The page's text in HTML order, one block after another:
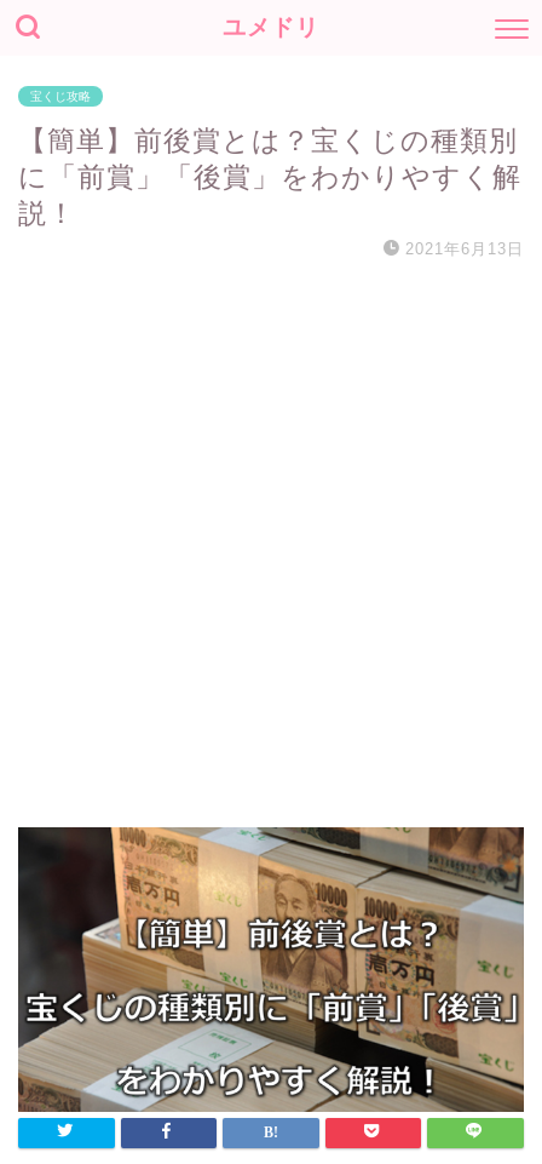
ユメドリ
宝くじ攻略
【簡単】前後賞とは？宝くじの種類別
に「前賞」「後賞」をわかりやすく解
説！
2021年6月13日